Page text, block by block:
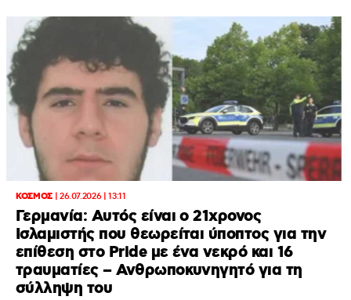
ΚΟΣΜΟΣ| 26.07.2026 | 13:11
Γερμανία: Αυτός είναι ο 21χρονος
Ισλαμιστής που θεωρείται ύποπτος για την
επίθεση στο Pride με ένα νεκρό και 16
τραυματίες – Ανθρωποκυνηγητό για τη
σύλληψη του